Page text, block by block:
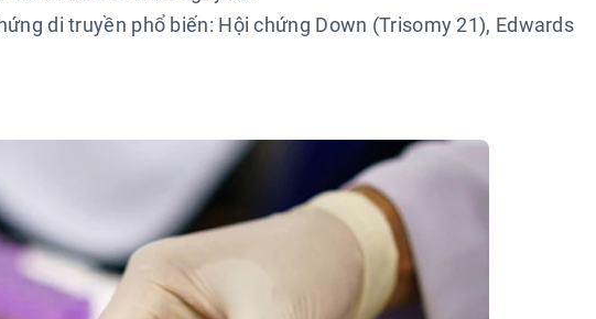
di truyền phổ biến: Hội chứng Down (Trisomy 21), Edwards